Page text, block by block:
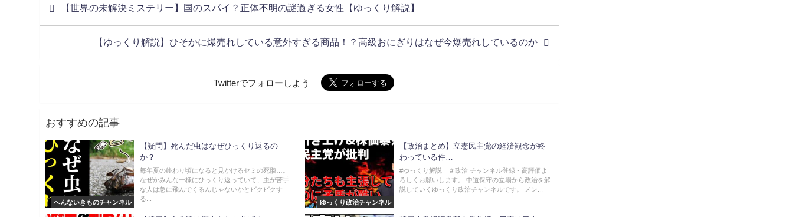
【世界の未解決ミステリー】国のスパイ？正体不明の謎過ぎる女性【ゆっくり解説】
【ゆっくり解説】ひそかに爆売れしている意外すぎる商品！？高級おにぎりはなぜ今爆売れしているのか
Twitterでフォローしよう
おすすめの記事
へんないきものチャンネル
【疑問】死んだ虫はなぜひっくり返るの
か？
毎年夏の終わり頃になると見かけるセミの死骸…。
なぜかみんな一様にひっくり返っていて、虫が苦手
な人は急に飛んでくるんじゃないかとビクビクす
る...
ゆっくり政治チャンネル
【政治まとめ】立憲民主党の経済観念が終
わっている件…
#ゆっくり解説 ＃政治 チャンネル登録・高評価よ
ろしくお願いします。 中道保守の立場から政治を解
説していくゆっくり政治チャンネルです。 メン...